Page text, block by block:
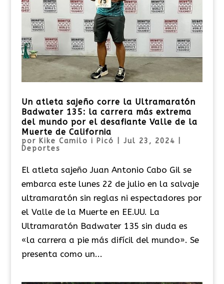
Un atleta sajeño corre la Ultramaratón
Badwater 135: la carrera más extrema
del mundo por el desafiante Valle de la
Muerte de California
por Kike Camilo i Picó Jul 23, 2024
Deportes
El atleta sajeño Juan Antonio Cabo Gil se
embarca este lunes 22 de julio en la salvaje
ultramaratón sin reglas ni espectadores por
el Valle de la Muerte en EE.UU. La
Ultramaratón Badwater 135 sin duda es
«la carrera a pie más difícil del mundo». Se
presenta como un...